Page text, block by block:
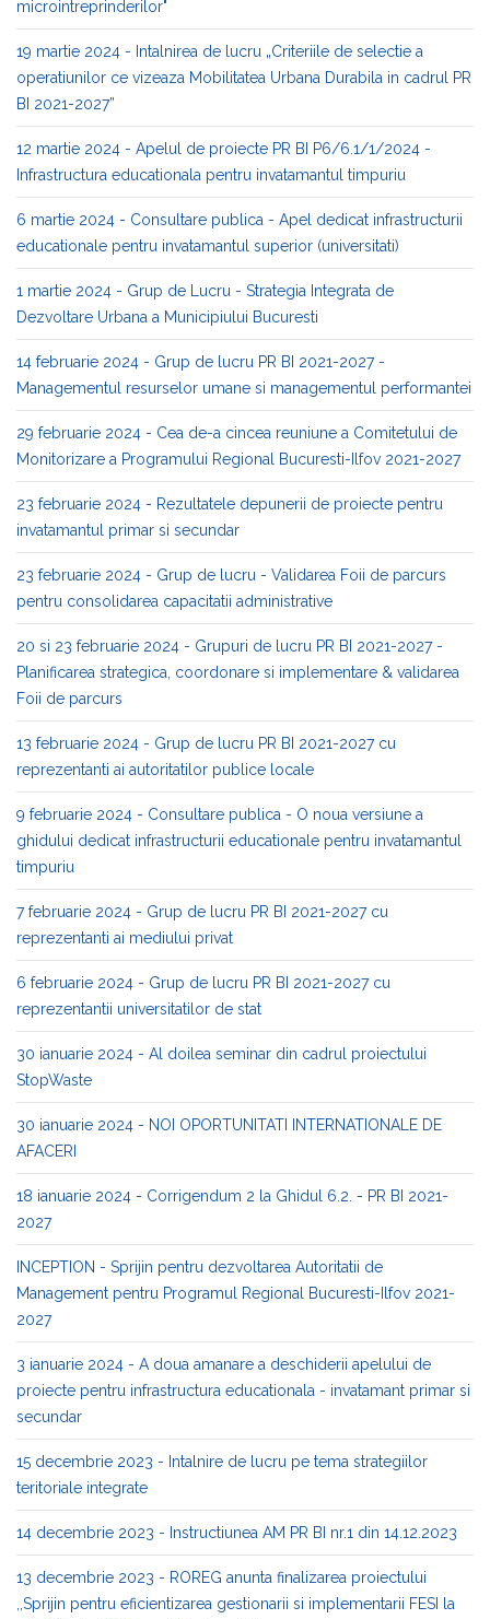
microintreprinderilor"
19 martie 2024 - Intalnirea de lucru „Criteriile de selectie a
operatiunilor ce vizeaza Mobilitatea Urbana Durabila in cadrul PR
BI 2021-2027”
12 martie 2024 - Apelul de proiecte PR BI P6/6.1/1/2024 -
Infrastructura educationala pentru invatamantul timpuriu
6 martie 2024 - Consultare publica - Apel dedicat infrastructurii
educationale pentru invatamantul superior (universitati)
1 martie 2024 - Grup de Lucru - Strategia Integrata de
Dezvoltare Urbana a Municipiului Bucuresti
14 februarie 2024 - Grup de lucru PR BI 2021-2027 -
Managementul resurselor umane si managementul performantei
29 februarie 2024 - Cea de-a cincea reuniune a Comitetului de
Monitorizare a Programului Regional Bucuresti-Ilfov 2021-2027
23 februarie 2024 - Rezultatele depunerii de proiecte pentru
invatamantul primar si secundar
23 februarie 2024 - Grup de lucru - Validarea Foii de parcurs
pentru consolidarea capacitatii administrative
20 si 23 februarie 2024 - Grupuri de lucru PR BI 2021-2027 -
Planificarea strategica, coordonare si implementare & validarea
Foii de parcurs
13 februarie 2024 - Grup de lucru PR BI 2021-2027 cu
reprezentanti ai autoritatilor publice locale
9 februarie 2024 - Consultare publica - O noua versiune a
ghidului dedicat infrastructurii educationale pentru invatamantul
timpuriu
7 februarie 2024 - Grup de lucru PR BI 2021-2027 cu
reprezentanti ai mediului privat
6 februarie 2024 - Grup de lucru PR BI 2021-2027 cu
reprezentantii universitatilor de stat
30 ianuarie 2024 - Al doilea seminar din cadrul proiectului
StopWaste
30 ianuarie 2024 - NOI OPORTUNITATI INTERNATIONALE DE
AFACERI
18 ianuarie 2024 - Corrigendum 2 la Ghidul 6.2. - PR BI 2021-
2027
INCEPTION - Sprijin pentru dezvoltarea Autoritatii de
Management pentru Programul Regional Bucuresti-Ilfov 2021-
2027
3 ianuarie 2024 - A doua amanare a deschiderii apelului de
proiecte pentru infrastructura educationala - invatamant primar si
secundar
15 decembrie 2023 - Intalnire de lucru pe tema strategiilor
teritoriale integrate
14 decembrie 2023 - Instructiunea AM PR BI nr.1 din 14.12.2023
13 decembrie 2023 - ROREG anunta finalizarea proiectului
,,Sprijin pentru eficientizarea gestionarii si implementarii FESI la